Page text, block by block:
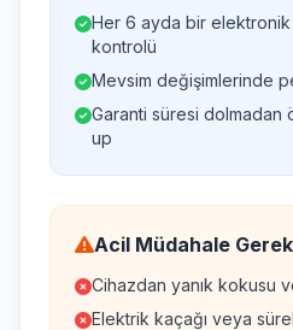
Her 6 ayda bir elektronik
kontrolü
Mevsim değişimlerinde
Garanti süresi
up
Acil Müdahale
Cihazdan yanık kokusu
Elektrik kaçağı veya